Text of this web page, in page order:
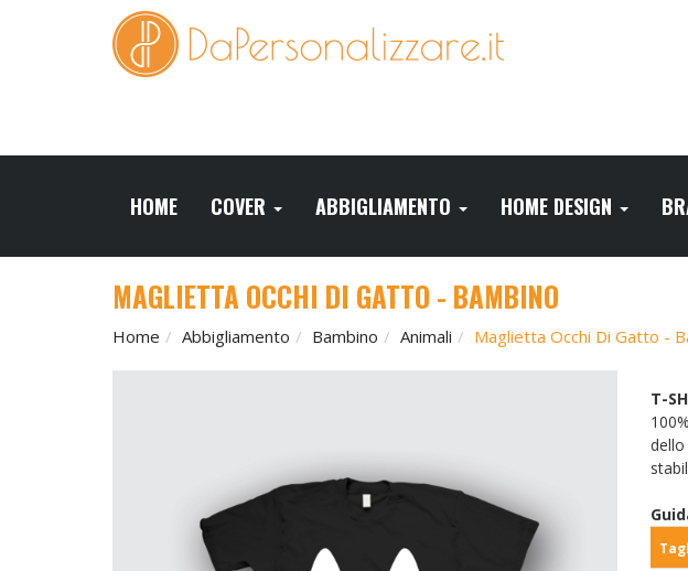
HOME COVER ABBIGLIAMENTO HOME DESIGN
MAGLIETTA OCCHI DI GATTO - BAMBINO
Home Abbigliamento Bambino Animali Maglietta Occhi Di Gatto -
T-